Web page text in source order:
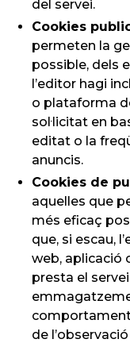
del servei.
Cookies
permeten la
possible, dels
l’editor hagi
o plataforma
sol·licitat en
editat o la
anuncis.
Cookies de
aquelles que
més eficaç
que, si escau,
web, aplicació
presta el
de